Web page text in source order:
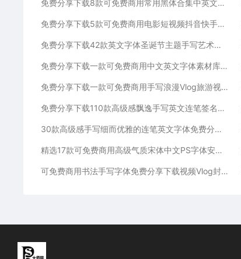
免费分享下载8款可免费商用常用黑体合集中英文字体素材库包PS大师网站汇总平面设计师宣传海报广告ttf格式名称不侵权短视频自媒体
免费分享下载5款可免费商用电影短视频抖音快手小红书自媒体高级电影感Vlog英文字体素材库PS大师网平面设计宣传海报广告ttf格式
免费分享下载42款英文字体圣诞节主题手写艺术卡通安装包PS大师网可免费商用Procreate海报宣传册模板节日活动电商设计素材库
免费分享下载一款可免费商用中文英文字体素材库PS大师网平面设计手写卡通动漫儿童可爱短视频宣传通用抖音快手小红书自媒体ttf格式
免费分享下载一款可免费商用手写浪漫Vlog旅游视频剪辑中文简体字体素材PS大师网平面设计短视频通用抖音快手小红书自媒体ttf格式
免费分享下载110款高级感飘逸手写英文连笔签名花体字体素材库包PS大师网Procreate绘画平面设计婚礼海报贺卡模板广告包装
30款高级感手写细而优雅的连笔英文字体免费分享下载素材库包合集PS大师网平面设计艺术vlog清新品牌时尚Procreate海报
精选17款可免费商用高级气质宋体中文PS字体安装包procreate素材免费分享下载PS大师网ppt古风衬线pr海报电商平面设计
可免费商用书法手写字体免费分享下载视频Vlog封面户外火锅餐饮海报旅行PS大师网字库包Procreate电商平面宣传合集软件通用